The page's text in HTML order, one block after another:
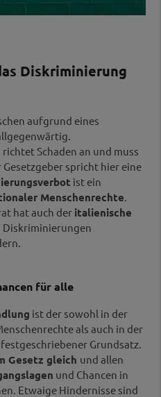
Diskriminierung
aufgrund eines
Schaden an und muss
spricht hier eine
ist ein
Menschenrechte.
hat auch der italienische
Diskriminierungen
für alle
ist der sowohl in der
als auch in der
Grundsatz.
Gesetz gleich und allen
und Chancen in
Etwaige Hindernisse sind